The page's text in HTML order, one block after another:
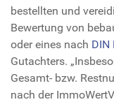
bestellten und
Bewertung von
oder eines nach DIN
Gutachters.
Gesamt- bzw.
nach der